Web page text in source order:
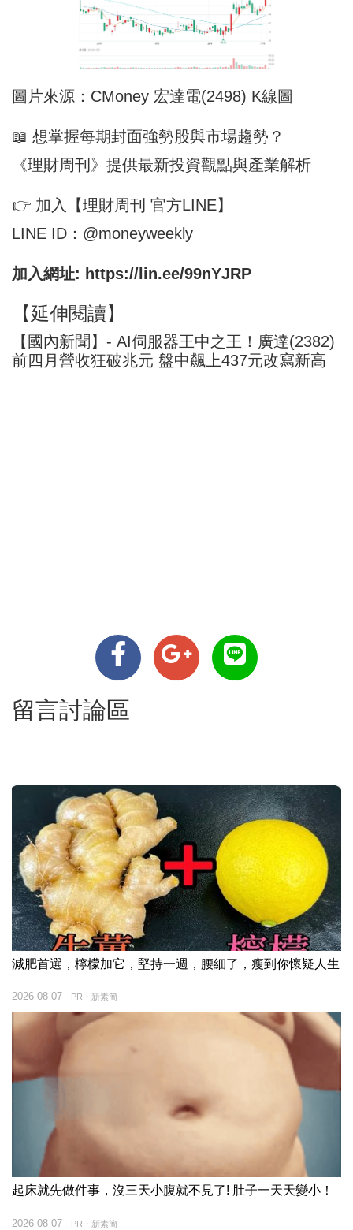
圖片來源：CMoney 宏達電(2498) K線圖
📖 想掌握每期封面強勢股與市場趨勢？
《理財周刊》提供最新投資觀點與產業解析
👉 加入【理財周刊 官方LINE】
LINE ID：@moneyweekly
加入網址: https://lin.ee/99nYJRP
【延伸閱讀】
【國內新聞】- AI伺服器王中之王！廣達(2382)
前四月營收狂破兆元 盤中飆上437元改寫新高
留言討論區
減肥首選，檸檬加它，堅持一週，腰細了，瘦到你懷疑人生
PR・新素簡
2026-08-07
起床就先做件事，沒三天小腹就不見了! 肚子一天天變小！
PR・新素簡
2026-08-07